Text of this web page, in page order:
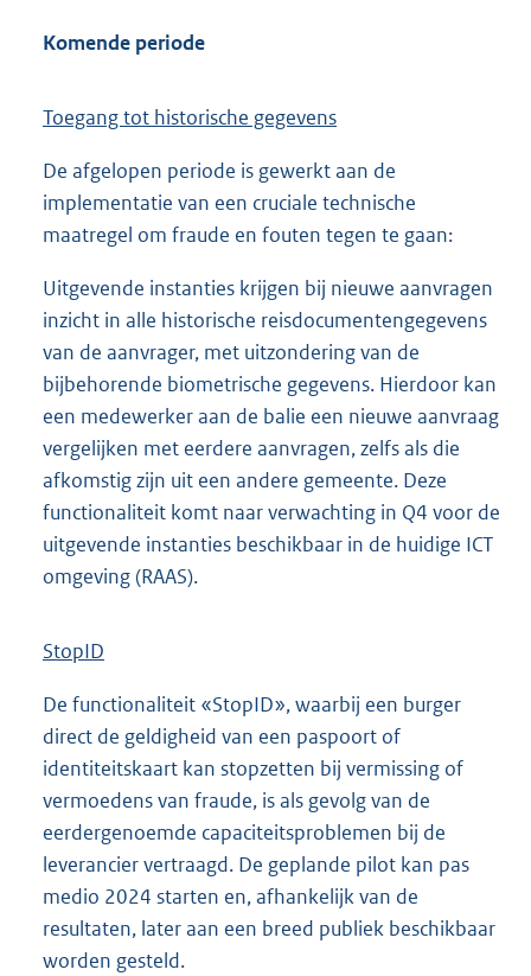
Komende periode
Toegang tot historische gegevens
De afgelopen periode is gewerkt aan de
implementatie van een cruciale technische
maatregel om fraude en fouten tegen te gaan:
Uitgevende instanties krijgen bij nieuwe aanvragen
inzicht in alle historische reisdocumentengegevens
van de aanvrager, met uitzondering van de
bijbehorende biometrische gegevens. Hierdoor kan
een medewerker aan de balie een nieuwe aanvraag
vergelijken met eerdere aanvragen, zelfs als die
afkomstig zijn uit een andere gemeente. Deze
functionaliteit komt naar verwachting in Q4 voor de
uitgevende instanties beschikbaar in de huidige ICT
omgeving (RAAS).
StopID
De functionaliteit «StopID», waarbij een burger
direct de geldigheid van een paspoort of
identiteitskaart kan stopzetten bij vermissing of
vermoedens van fraude, is als gevolg van de
eerdergenoemde capaciteitsproblemen bij de
leverancier vertraagd. De geplande pilot kan pas
medio 2024 starten en, afhankelijk van de
resultaten, later aan een breed publiek beschikbaar
worden gesteld.